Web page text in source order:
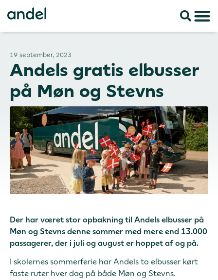
19 september, 2023
Andels gratis elbusser
på Møn og Stevns
Der har været stor opbakning til Andels elbusser på
Møn og Stevns denne sommer med mere end 13.000
passagerer, der i juli og august er hoppet af og på.
I skolernes sommerferie har Andels to elbusser kørt
faste ruter hver dag på både Møn og Stevns.